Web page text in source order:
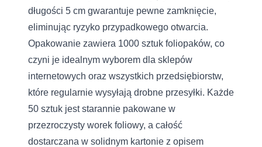
długości 5 cm gwarantuje pewne zamknięcie,
eliminując ryzyko przypadkowego otwarcia.
Opakowanie zawiera 1000 sztuk foliopaków, co
czyni je idealnym wyborem dla sklepów
internetowych oraz wszystkich przedsiębiorstw,
które regularnie wysyłają drobne przesyłki. Każde
50 sztuk jest starannie pakowane w
przezroczysty worek foliowy, a całość
dostarczana w solidnym kartonie z opisem